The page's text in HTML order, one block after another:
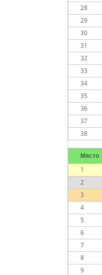
28
29
30
31
32
33
34
35
36
37
38
Място
1
2
3
4
5
6
7
8
9